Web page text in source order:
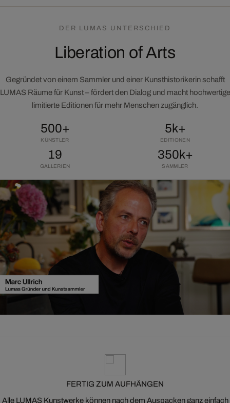
DER LUMAS UNTERSCHIED
Liberation of Arts
Gegründet von einem Sammler und einer Kunsthistorikerin schafft
LUMAS Räume für Kunst – fördert den Dialog und macht hochwertige
limitierte Editionen für mehr Menschen zugänglich.
500+
KÜNSTLER
5k+
EDITIONEN
19
GALLERIEN
350k+
SAMMLER
FERTIG ZUM AUFHÄNGEN
Alle LUMAS Kunstwerke können nach dem Auspacken ganz einfach